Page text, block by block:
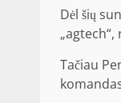
Dėl šių
Tačiau